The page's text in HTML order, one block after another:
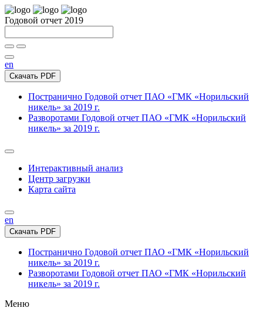
Годовой отчет 2019
en
Скачать PDF
Постранично Годовой отчет ПАО «ГМК «Норильский
никель» за 2019 г.
Разворотами Годовой отчет ПАО «ГМК «Норильский
никель» за 2019 г.
Интерактивный анализ
Центр загрузки
Карта сайта
en
Скачать PDF
Постранично Годовой отчет ПАО «ГМК «Норильский
никель» за 2019 г.
Разворотами Годовой отчет ПАО «ГМК «Норильский
никель» за 2019 г.
Меню